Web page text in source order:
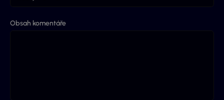
Obsah komentáře